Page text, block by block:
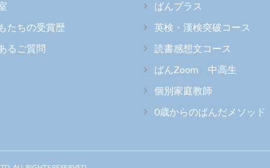
たちの受賞歴
るご質問
ぱんプラス
英検・漢検突破コース
読書感想文コース
ぱんZoom 中高生
個別家庭教師
0歳からのぱんだメソッド